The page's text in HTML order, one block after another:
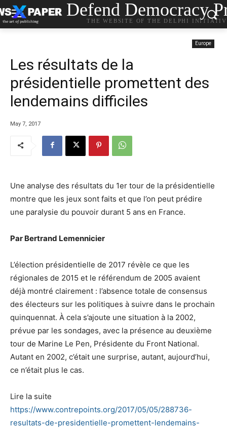
Defend Democracy
THE WEBSITE OF THE DELPHI
Europe
Les résultats de la
présidentielle promettent des
lendemains difficiles
May 7, 2017
Une analyse des résultats du 1er tour de la présidentielle
montre que les jeux sont faits et que l’on peut prédire
une paralysie du pouvoir durant 5 ans en France.
Par Bertrand Lemennicier
L’élection présidentielle de 2017 révèle ce que les
régionales de 2015 et le référendum de 2005 avaient
déjà montré clairement : l’absence totale de consensus
des électeurs sur les politiques à suivre dans le prochain
quinquennat. À cela s’ajoute une situation à la 2002,
prévue par les sondages, avec la présence au deuxième
tour de Marine Le Pen, Présidente du Front National.
Autant en 2002, c’était une surprise, autant, aujourd’hui,
ce n’était plus le cas.
Lire la suite
https://www.contrepoints.org/2017/05/05/288736-
resultats-de-presidentielle-promettent-lendemains-